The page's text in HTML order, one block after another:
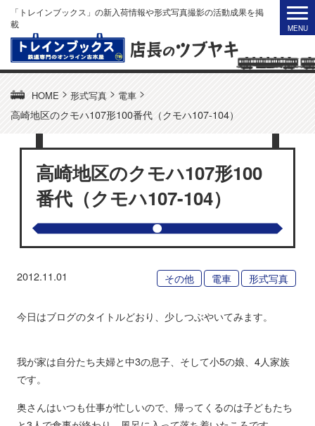
「トレインブックス」の新入荷情報や形式写真撮影の活動成果を掲
載
HOME > 形式写真 > 電車 >
高崎地区のクモハ107形100番代（クモハ107-104）
高崎地区のクモハ107形100
番代（クモハ107-104）
2012.11.01 その他 電車 形式写真
今日はブログのタイトルどおり、少しつぶやいてみます。
我が家は自分たち夫婦と中3の息子、そして小5の娘、4人家族
です。
奥さんはいつも仕事が忙しいので、帰ってくるのは子どもたち